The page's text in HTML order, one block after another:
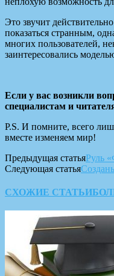
Это звучит
показаться странным,
многих пользователей,
заинтересовались
Если у вас возникли
специалистам и
P.S. И помните, всего
вместе изменяем мир!
Предыдущая статьяРуль
Следующая статья
СХОЖИЕ СТАТЬИ